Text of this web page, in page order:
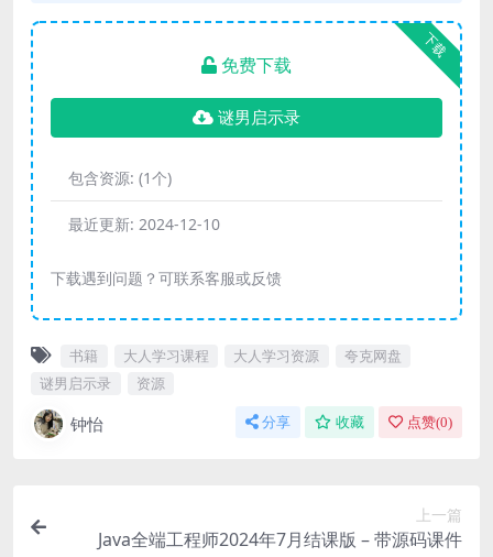
下载
免费下载
谜男启示录
包含资源: (1个)
最近更新: 2024-12-10
下载遇到问题？可联系客服或反馈
书籍 大人学习课程 大人学习资源
夸克网盘
谜男启示录
资源
钟怡 分享 收藏 点赞(0)
上一篇
Java全端工程师2024年7月结课版 – 带源码课件